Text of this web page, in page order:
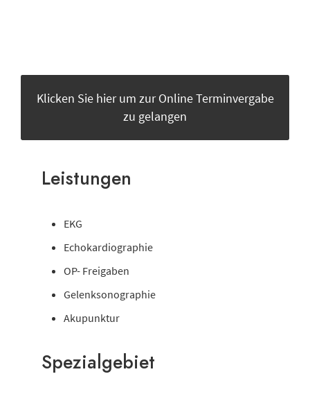
Klicken Sie hier um zur Online Terminvergabe
zu gelangen
Leistungen
EKG
Echokardiographie
OP- Freigaben
Gelenksonographie
Akupunktur
Spezialgebiet